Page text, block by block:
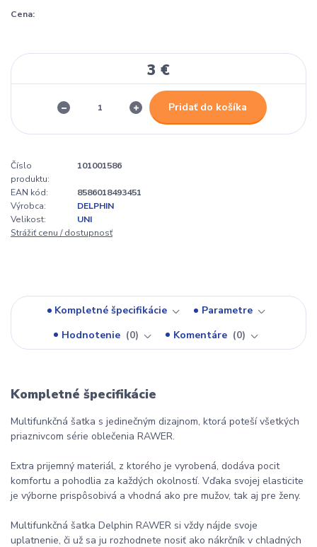
Cena:
3 €
Pridať do košíka
Číslo
produktu:
101001586
EAN kód:
8586018493451
Výrobca:
DELPHIN
Velikost:
UNI
Strážiť cenu / dostupnosť
Kompletné špecifikácie
Parametre
Hodnotenie
0 Komentáre 0
Kompletné špecifikácie
Multifunkčná šatka s jedinečným dizajnom, ktorá poteší všetkých
priaznivcom série oblečenia RAWER.
Extra prijemný materiál, z ktorého je vyrobená, dodáva pocit
komfortu a pohodlia za každých okolností. Vďaka svojej elasticite
je výborne prispôsobivá a vhodná ako pre mužov, tak aj pre ženy.
Multifunkčná šatka Delphin RAWER si vždy nájde svoje
uplatnenie, či už sa ju rozhodnete nosiť ako nákrčník v chladných